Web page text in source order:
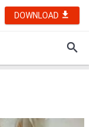
DOWNLOAD